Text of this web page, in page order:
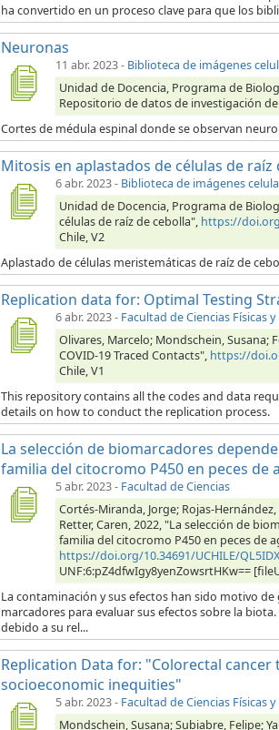
ha convertido en un proceso clave para que los
Neuronas
11 abr. 2023- Biblioteca de imágenes
Unidad de Docencia, Programa de
Repositorio de datos de investigación de
Cortes de médula espinal donde se observan
Mitosis en aplastados de células de raíz
6 abr. 2023- Biblioteca de imágenes
Unidad de Docencia, Programa de
células de raíz de cebolla", https://
Chile, V2
Aplastado de células meristemáticas de raíz de
Replication data for: Optimal Testing
6 abr. 2023- Facultad de Ciencias Físicas
Olivares, Marcelo; Mondschein,
COVID-19 Traced Contacts", https://
Chile, V1
This repository contains all the codes and data
details on how to conduct the replication process.
La selección de biomarcadores
familia del citocromo P450 en peces
5 abr. 2023- Facultad de Ciencias
Cortés-Miranda, Jorge; Rojas-
Retter, Caren, 2022, "La selección de
familia del citocromo P450 en peces de
https://doi.org/10.34691/UCHILE/QL5IDX
UNF:6:pZ4dfwIgy8yenZowsrtHKw==
La contaminación y sus efectos han sido motivo
marcadores para evaluar sus efectos sobre la
debido a su rel...
Replication Data for: "Colorectal
socioeconomic inequities"
5 abr. 2023- Facultad de Ciencias Físicas
Mondschein, Susana; Subiabre, Felipe;